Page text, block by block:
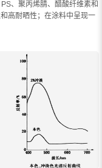
、聚丙烯腈、醋酸纤维素和
高耐晒性；在涂料中呈现一